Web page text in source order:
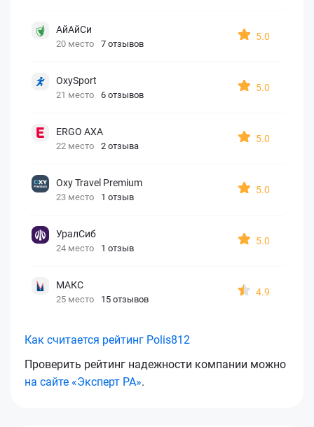
АйАйСи
20 место 7 отзывов
5.0
OxySport
21 место 6 отзывов
5.0
ERGO AXA
22 место 2 отзыва
5.0
Oxy Travel Premium
23 место 1 отзыв
5.0
УралСиб
24 место 1 отзыв
5.0
МАКС
25 место 15 отзывов
4.9
Как считается рейтинг Polis812
Проверить рейтинг надежности компании можно
на сайте «Эксперт РА».